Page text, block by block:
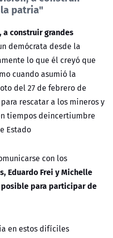
patria"
a construir grandes
demócrata desde la
lo que él creyó que
cuando asumió la
del 27 de febrero de
rescatar a los mineros y
tiempos deincertiumbre
Estado
con los
Eduardo Frei y Michelle
para participar de
en estos difíciles